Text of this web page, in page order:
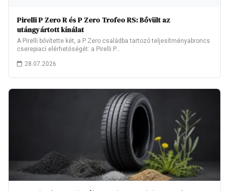
Pirelli P Zero R és P Zero Trofeo RS: Bővült az
utángyártott kínálat
A Pirelli bővítette két, a P Zero családba tartozó teljesítményabroncs
cserepiaci elérhetőségét: a Pirelli P…
28.07.2026